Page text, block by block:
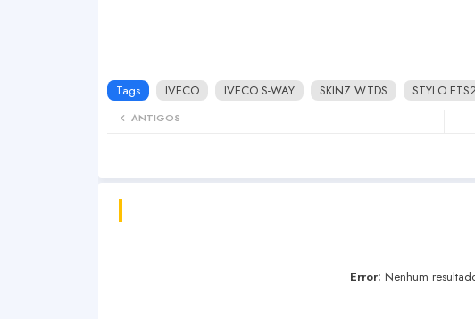
Tags IVECO IVECO S-WAY SKINZ WTDS STYLO ETS2
ANTIGOS
Error: Nenhum